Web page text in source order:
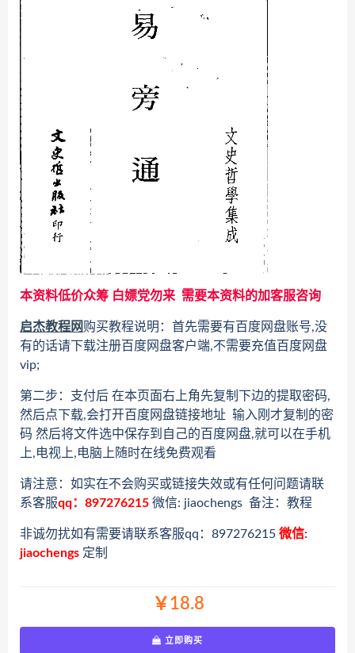
本资料低价众筹 白嫖党勿来 需要本资料的加客服咨询
启杰教程网购买教程说明：首先需要有百度网盘账号,没
有的话请下载注册百度网盘客户端,不需要充值百度网盘
vip;
第二步：支付后 在本页面右上角先复制下边的提取密码,
然后点下载,会打开百度网盘链接地址 输入刚才复制的密
码 然后将文件选中保存到自己的百度网盘,就可以在手机
上,电视上,电脑上随时在线免费观看
请注意：如实在不会购买或链接失效或有任何问题请联
系客服qq：897276215 微信: jiaochengs 备注：教程
非诚勿扰如有需要请联系客服qq：897276215 微信:
jiaochengs 定制
￥18.8
立即购买